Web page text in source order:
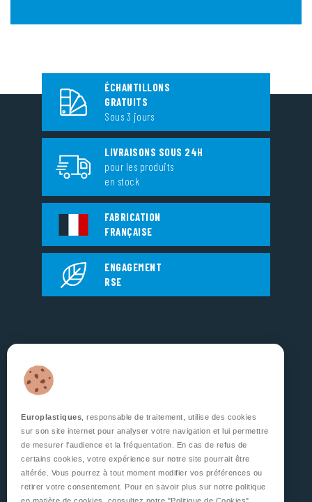
5, Rue Jean Dausset
Zone d’Activité des Grands Prés
53810 CHANGÉ
SUIVEZ NOUS
ÉCHANTILLONS
GRATUITS
Sous 3 jours
LIVRAISONS SOUS 24H
pour les produits
en stock
FABRICATION
FRANÇAISE
ENGAGEMENT
RSE
Europlastiques , responsable de traitement, utilise des cookies
sur son site internet pour analyser votre navigation et lui permettre
de mesurer l'audience et la fréquentation. En cas de refus de
certains cookies, votre expérience sur notre site pourrait être
altérée. Vous pourrez à tout moment modifier vos préférences ou
retirer votre consentement. Pour en savoir plus sur notre politique